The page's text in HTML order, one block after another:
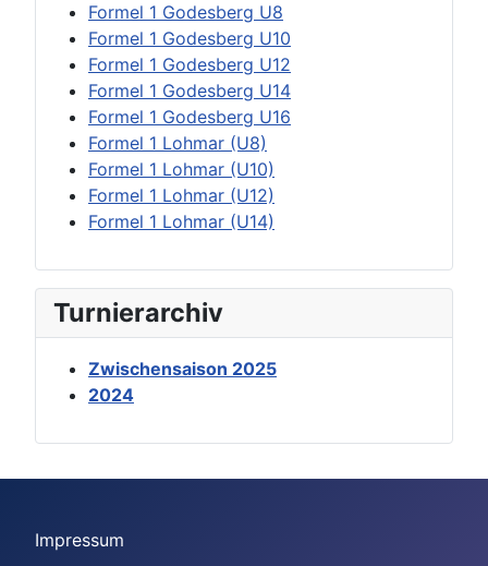
Formel 1 Godesberg U8
Formel 1 Godesberg U10
Formel 1 Godesberg U12
Formel 1 Godesberg U14
Formel 1 Godesberg U16
Formel 1 Lohmar (U8)
Formel 1 Lohmar (U10)
Formel 1 Lohmar (U12)
Formel 1 Lohmar (U14)
Turnierarchiv
Zwischensaison 2025
2024
Impressum